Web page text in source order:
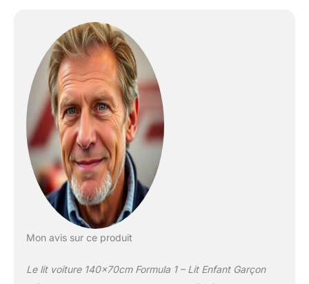
Mon avis sur ce produit
Le lit voiture 140x70cm Formula 1 – Lit Enfant Garçon